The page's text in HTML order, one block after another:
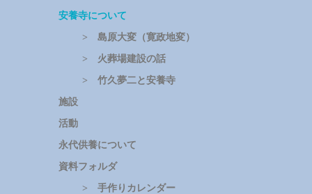
安養寺について
> 島原大変（寛政地変）
> 火葬場建設の話
> 竹久夢二と安養寺
施設
活動
永代供養について
資料フォルダ
> 手作りカレンダー